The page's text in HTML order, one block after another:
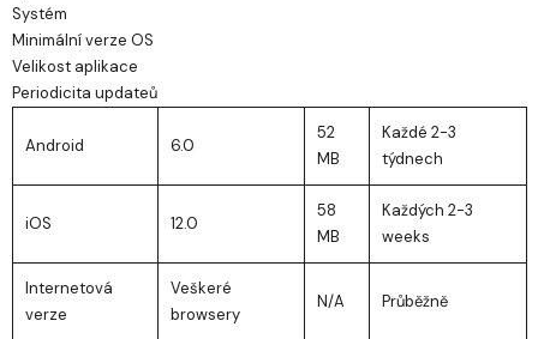
Systém
Minimální verze OS
Velikost aplikace
Periodicita updateů
Android 6.0
52
MB
Každé 2-3
týdnech
iOS 12.0
58
MB
Každých 2-3
weeks
Internetová
verze
Veškeré
browsery
N/A Průběžně